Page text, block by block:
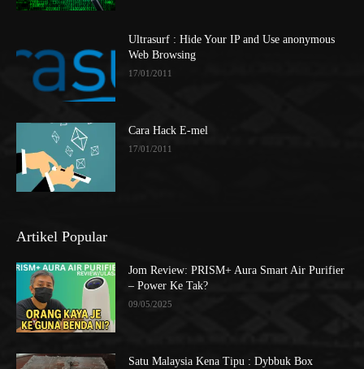
Ultrasurf : Hide Your IP and Use anonymous
Web Browsing
17/01/2011
Cara Hack E-mel
17/01/2011
Artikel Popular
Jom Review: PRISM+ Aura Smart Air Purifier
– Power Ke Tak?
09/05/2025
Satu Malaysia Kena Tipu : Dybbuk Box